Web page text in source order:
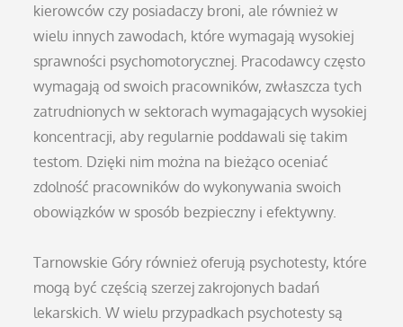
kierowców czy posiadaczy broni, ale również w
wielu innych zawodach, które wymagają wysokiej
sprawności psychomotorycznej. Pracodawcy często
wymagają od swoich pracowników, zwłaszcza tych
zatrudnionych w sektorach wymagających wysokiej
koncentracji, aby regularnie poddawali się takim
testom. Dzięki nim można na bieżąco oceniać
zdolność pracowników do wykonywania swoich
obowiązków w sposób bezpieczny i efektywny.
Tarnowskie Góry również oferują psychotesty, które
mogą być częścią szerzej zakrojonych badań
lekarskich. W wielu przypadkach psychotesty są